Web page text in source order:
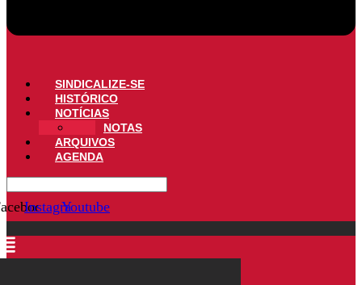
SINDICALIZE-SE
HISTÓRICO
NOTÍCIAS
NOTAS
ARQUIVOS
AGENDA
InstagramYoutube